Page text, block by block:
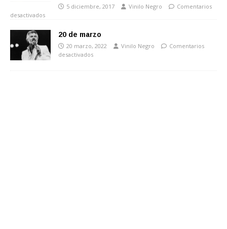
5 diciembre, 2017 Vinilo Negro
Comentarios
desactivados
20 de marzo
20 marzo, 2022 Vinilo Negro
Comentarios
desactivados